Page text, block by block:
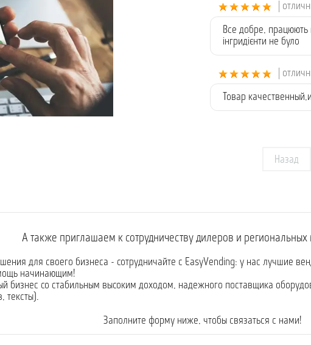
|
Все добре, працюють
інгридієнти не було
|
Товар
Назад
А также приглашаем к сотрудничеству дилеров и региональных
для своего бизнеса - сотрудничайте с EasyVending: у нас лучшие
начинающим!
бизнес со стабильным высоким доходом, надежного поставщика
тексты).
Заполните форму ниже, чтобы связаться с нами!